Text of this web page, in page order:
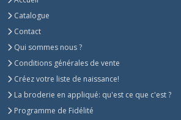
Catalogue
Contact
Qui sommes nous ?
Conditions générales de vente
Créez votre liste de naissance!
La broderie en appliqué: qu'est ce que c'est ?
Programme de Fidélité